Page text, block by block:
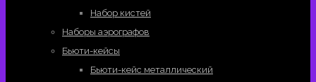
Набор кистей
Наборы аэрографов
Бьюти-кейсы
Бьюти-кейс металлический